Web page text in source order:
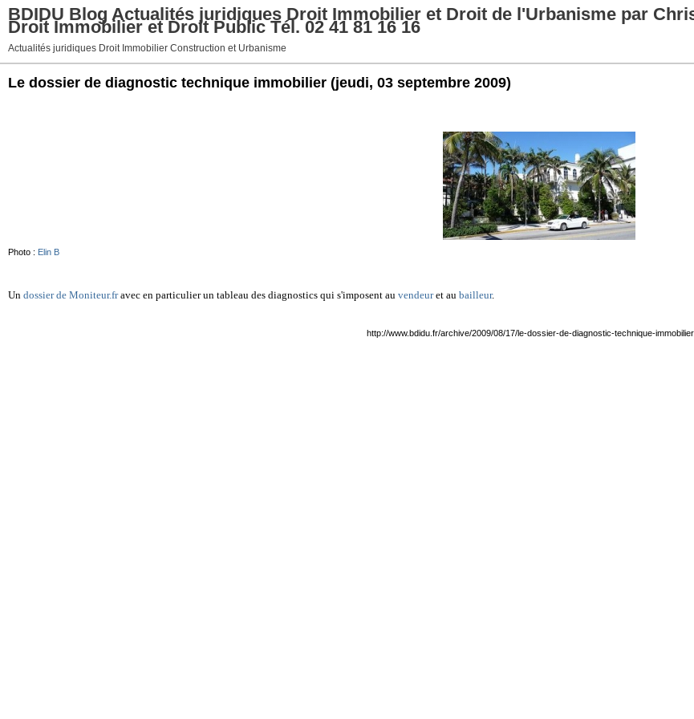
BDIDU Blog Actualités juridiques Droit Immobilier et Droit de l'Urbanisme par
Droit Immobilier et Droit Public Tél. 02 41 81 16 16
Actualités juridiques Droit Immobilier Construction et Urbanisme
Le dossier de diagnostic technique immobilier (jeudi, 03 septembre 2009)
Photo : Elin B
Un dossier de Moniteur.fravec en particulier un tableau des diagnostics qui s'imposent au vendeuret au bailleur.
http://www.bdidu.fr/archive/2009/08/17/le-dossier-de-diagnostic-technique-